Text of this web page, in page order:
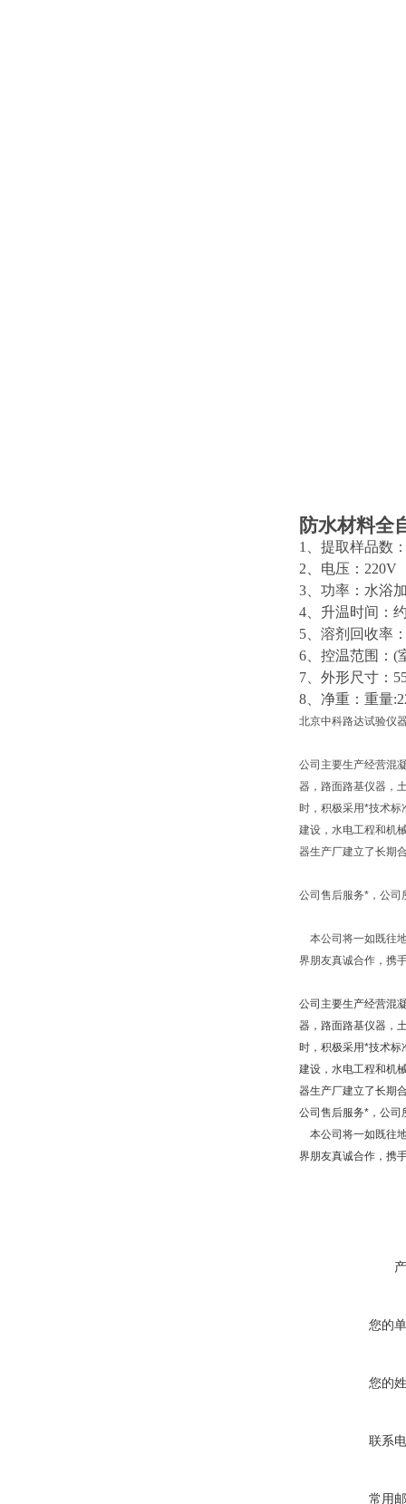
防水材料全
1 、提取样品数
2 、电压 ： 220V
3 、功率 ： 水浴
4 、升温时间 ：
5 、溶剂回收率
6 、控温范围 ： (
7
外形尺寸：
8、净重： 重量:2
北京中科路达试验仪
公司主要生产经营混
器，路面路基仪器，
时，积极采用*技术
建设，水电工程和机
器生产厂建立了长期
公司售后服务*，公司
本公司将一如既往
界朋友真诚合作，携
公司主要生产经营混
器，路面路基仪器，
时，积极采用*技术
建设，水电工程和机
器生产厂建立了长期
公司售后服务*，公司
本公司将一如既往
界朋友真诚合作，携
您的
您的
联系
常用